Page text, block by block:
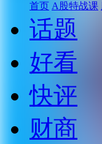
首页 A股特战课
话题
好看
快评
财商